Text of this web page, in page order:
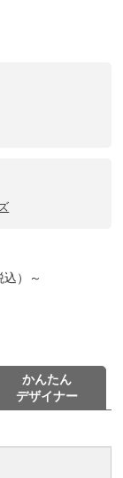
込）～
かんたん
デザイナー